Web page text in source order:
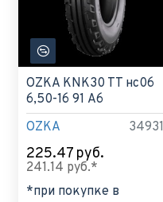
OZKA 34931
OZKA KNK30 TT нс06
6,50-16 91 A6
225.47 руб.
241.14 руб.*
*при покупке в